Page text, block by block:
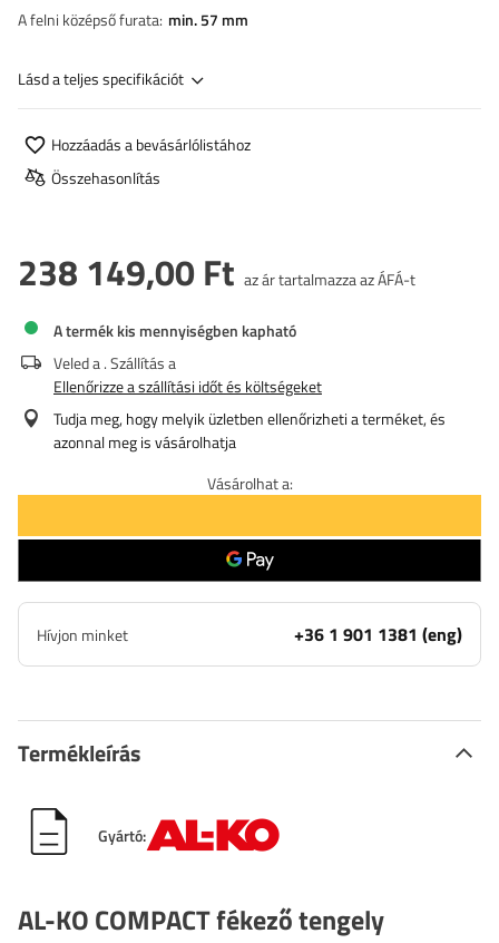
A felni középső furata min. 57 mm
Lásd a teljes specifikációt
Hozzáadás a bevásárlólistához
Összehasonlítás
238 149,00 Ft az ár tartalmazza az ÁFÁ-t
A termék kis mennyiségben kapható
Veled a. Szállítás a
Ellenőrizze a szállítási időt és költségeket
Tudja meg, hogy melyik üzletben ellenőrizheti a terméket, és
azonnal meg is vásárolhatja
Vásárolhat a:
Hívjon minket +36 1 901 1381 (eng)
Termékleírás
Gyártó:
AL-KO COMPACT fékező tengely